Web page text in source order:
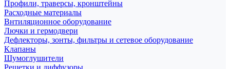
Профили, траверсы, кронштейны
Расходные материалы
Внтиляционное оборудование
Лючки и гермодвери
Дефлекторы, зонты, фильтры и сетевое оборудование
Клапаны
Шумоглушители
Решетки и диффузоры